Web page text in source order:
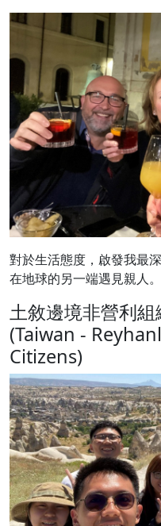
對於生活態度，啟發我最
在地球的另一端遇見親人。
土敘邊境非營利
(Taiwan -
Citizens)